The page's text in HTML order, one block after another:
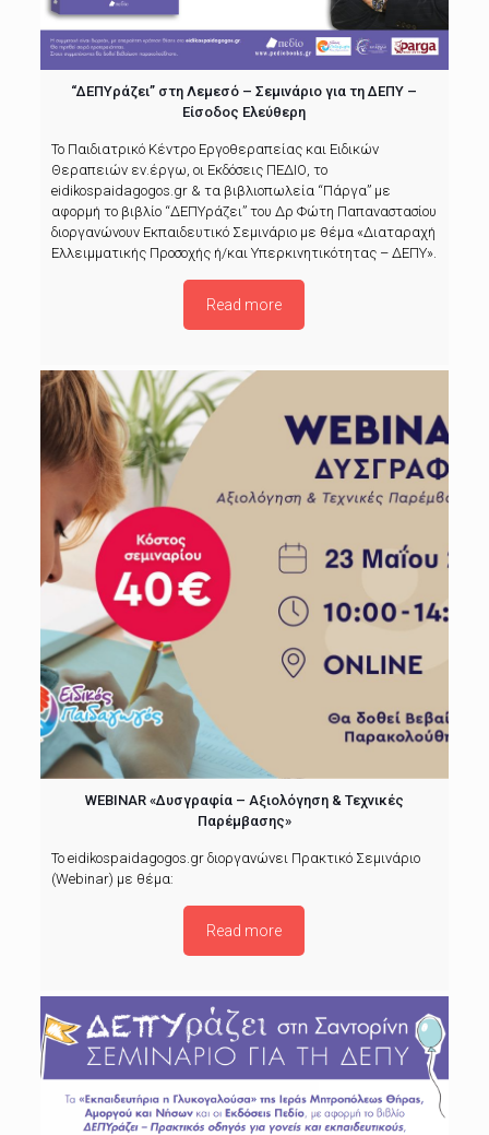
“ΔΕΠΥράζει” στη Λεμεσό – Σεμινάριο για τη ΔΕΠΥ –
Είσοδος Ελεύθερη
Το Παιδιατρικό Κέντρο Εργοθεραπείας και Ειδικών
Θεραπειών εν.έργω, οι Εκδόσεις ΠΕΔΙΟ, το
eidikospaidagogos.gr & τα βιβλιοπωλεία “Πάργα” με
αφορμή το βιβλίο “ΔΕΠΥράζει” του Δρ Φώτη Παπαναστασίου
διοργανώνουν Εκπαιδευτικό Σεμινάριο με θέμα «Διαταραχή
Ελλειμματικής Προσοχής ή/και Υπερκινητικότητας – ΔΕΠΥ».
Read more
WEBINAR «Δυσγραφία – Αξιολόγηση & Τεχνικές
Παρέμβασης»
Το eidikospaidagogos.gr διοργανώνει Πρακτικό Σεμινάριο
(Webinar) με θέμα:
Read more